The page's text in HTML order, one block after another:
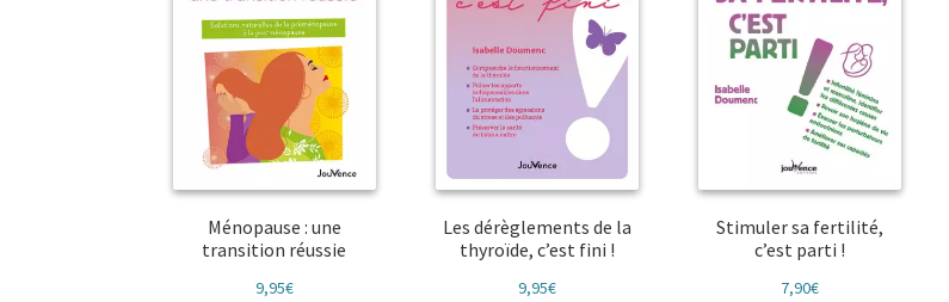
Ménopause : une
transition réussie
9,95€
Les dérèglements de la
thyroïde, c’est fini !
9,95€
Stimuler sa fertilité,
c’est parti !
7,90€